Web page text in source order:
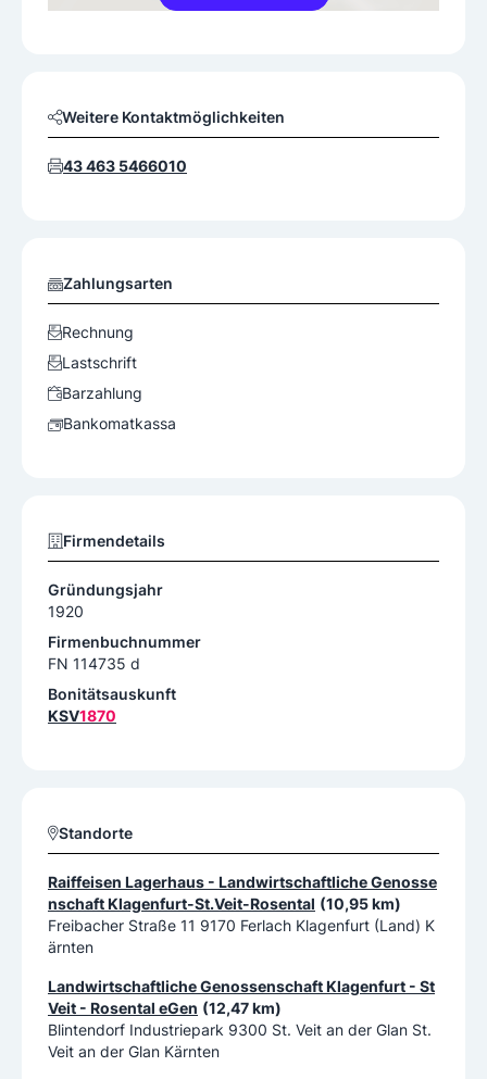
Weitere Kontaktmöglichkeiten
43 463 5466010
Zahlungsarten
Rechnung
Lastschrift
Barzahlung
Bankomatkassa
Firmendetails
Gründungsjahr
1920
Firmenbuchnummer
FN 114735 d
Bonitätsauskunft
KSV1870
Standorte
Raiffeisen Lagerhaus - Landwirtschaftliche Genosse
nschaft Klagenfurt-St.Veit-Rosental (10,95 km)
Freibacher Straße 11 9170 Ferlach Klagenfurt (Land) K
ärnten
Landwirtschaftliche Genossenschaft Klagenfurt - St
Veit - Rosental eGen (12,47 km)
Blintendorf Industriepark 9300 St. Veit an der Glan St.
Veit an der Glan Kärnten